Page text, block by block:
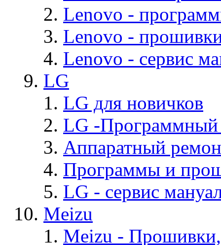
Lenovo -
Lenovo -
Lenovo - cервис
LG
LG для новичков
LG -Программный
Аппаратный
Программы и
LG - cервис
Meizu
Meizu -